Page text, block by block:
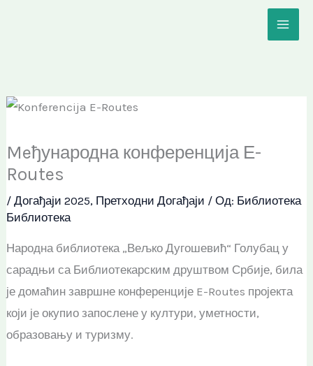
Meђународна конференција Е-
Routes
/Догађаји 2025, Претходни Догађаји / Од: Библиотека
Библиотека
Народна библиотека „Вељко Дугошевић“ Голубац у
сарадњи са Библиотекарским друштвом Србије, била
је домаћин завршне конференције E-Routes пројекта
који је окупио запослене у култури, уметности,
образовању и туризму.